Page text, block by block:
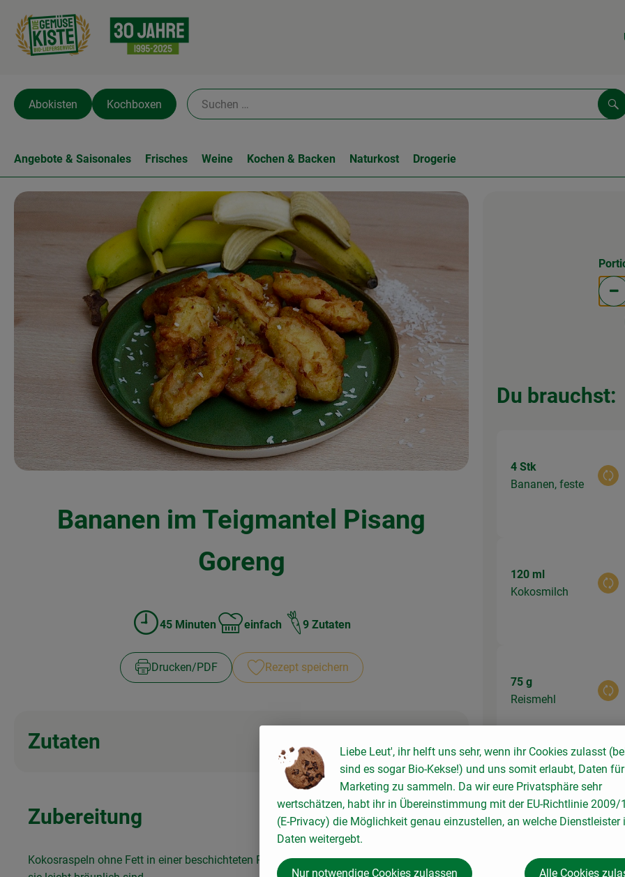
Abokisten Kochboxen
Angebote & Saisonales Frisches Weine Kochen & Backen Naturkost Drogerie
Bananen im Teigmantel Pisang
Goreng
Zubreitungszeit:
45 Minuten
Schwierigkeit:
einfach 9 Zutaten
Drucken​/​PDF Rezept speichern
Zutaten
Zubereitung
Kokosraspeln ohne Fett in einer beschichteten Pfanne rösten, bis
Du brauchst:
4 Stk
Bananen, feste
120 ml
Kokosmilch
75 g
Reismehl
450 ml
Sonnenblumenöl
Liebe Leut', ihr helft uns sehr, wenn ihr Cookies zulasst
sind es sogar Bio-Kekse!) und uns somit erlaubt, Daten
Marketing zu sammeln. Da wir eure Privatsphäre sehr
wertschätzen, habt ihr in Übereinstimmung mit der EU-Richtlinie 2009/
(E-Privacy) die Möglichkeit genau einzustellen, an welche Dienstleister
Daten weitergebt.
Nur notwendige Cookies zulassen Alle Cookies